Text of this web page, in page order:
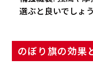
選ぶと良いでしょう
のぼり旗の効果